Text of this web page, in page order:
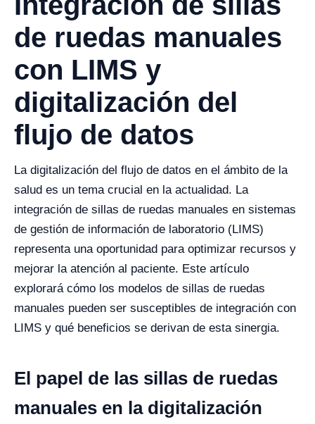
de ruedas manuales
con LIMS y
digitalización del
flujo de datos
La digitalización del flujo de datos en el ámbito de la
salud es un tema crucial en la actualidad. La
integración de sillas de ruedas manuales en sistemas
de gestión de información de laboratorio (LIMS)
representa una oportunidad para optimizar recursos y
mejorar la atención al paciente. Este artículo
explorará cómo los modelos de sillas de ruedas
manuales pueden ser susceptibles de integración con
LIMS y qué beneficios se derivan de esta sinergia.
El papel de las sillas de ruedas
manuales en la digitalización